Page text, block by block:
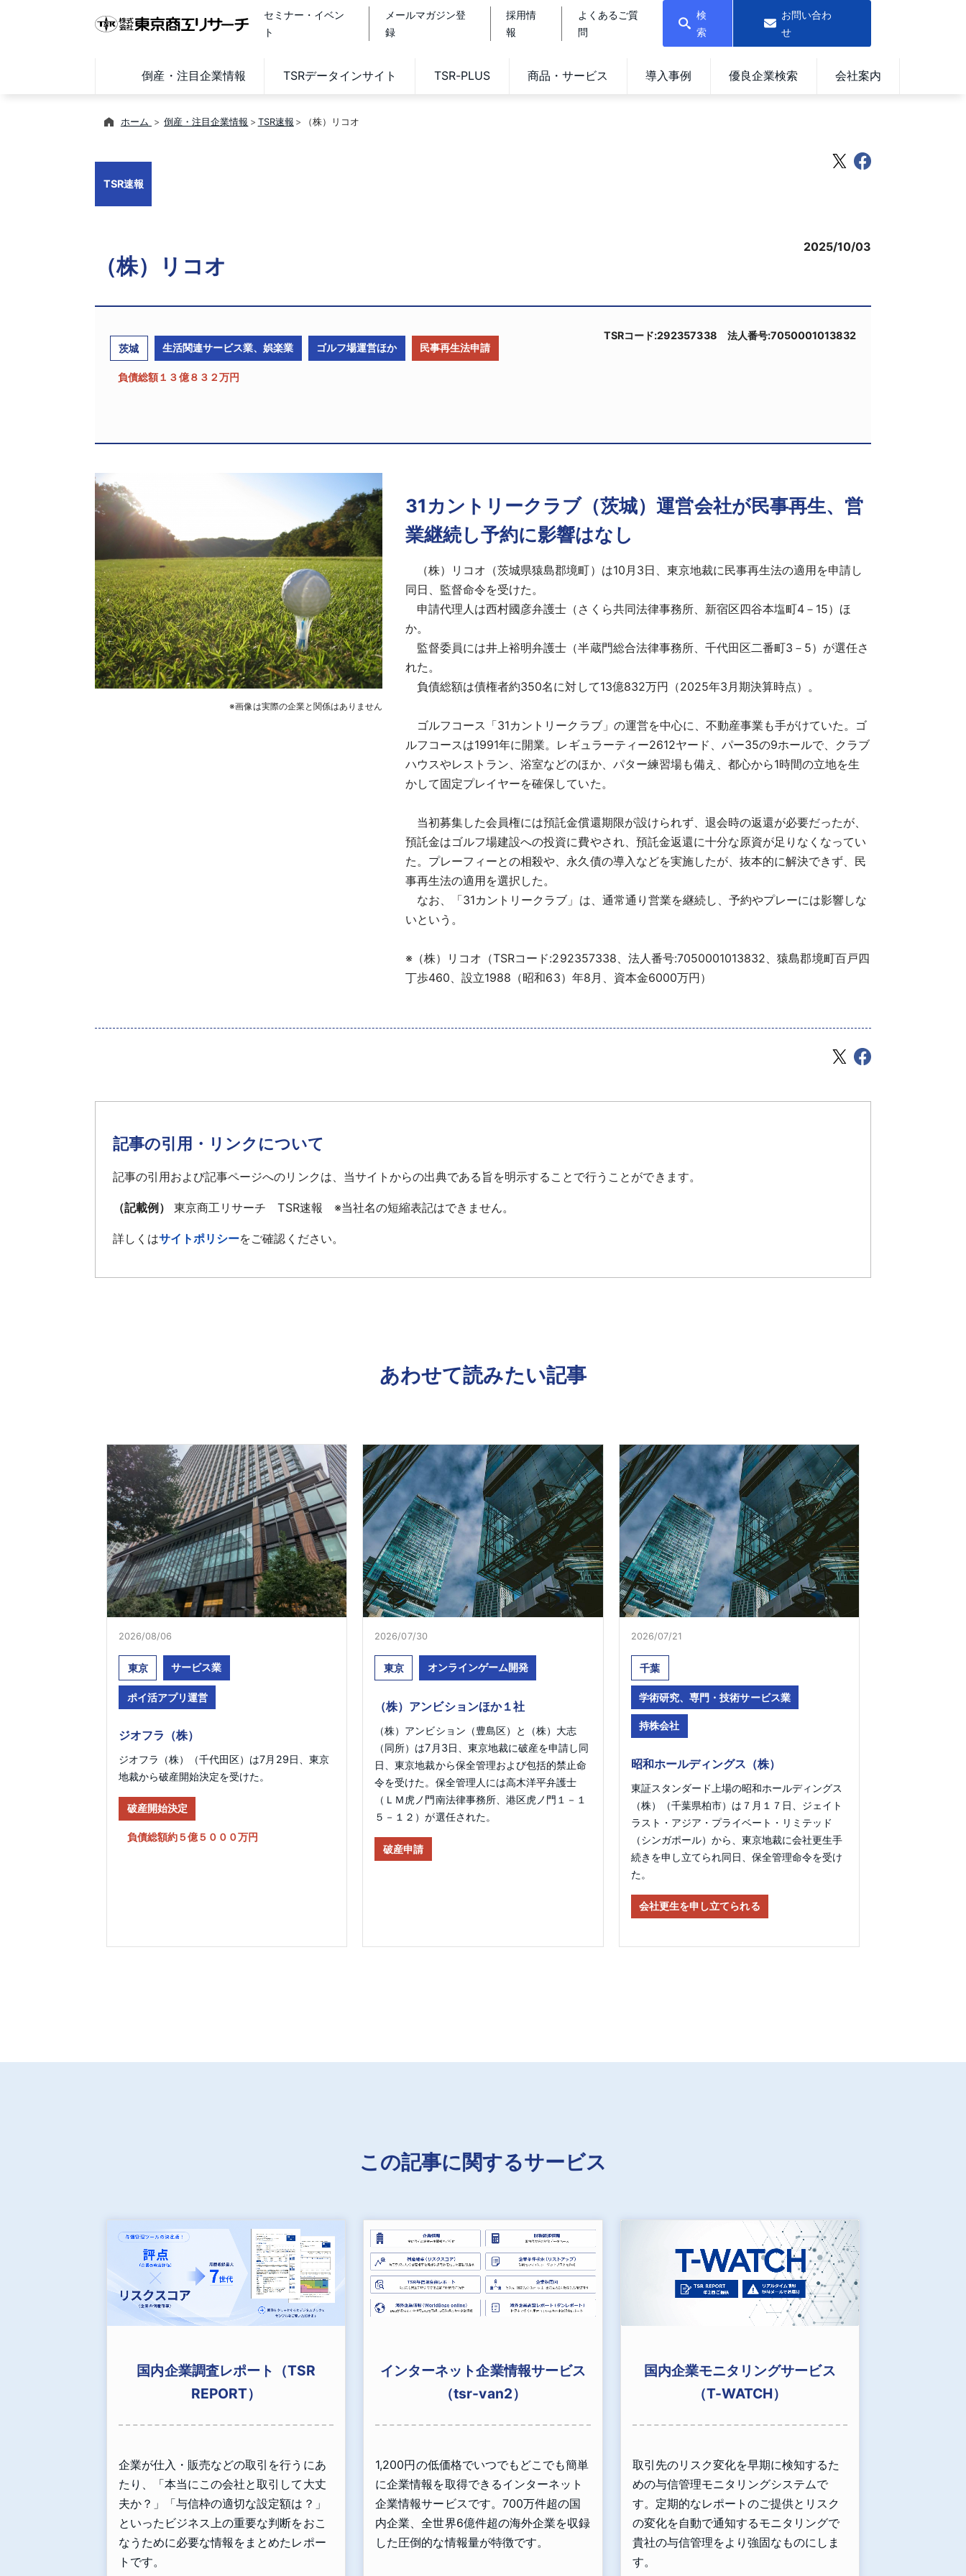
セミナー・イベン
ト
メールマガジン登
録
採用情
報
よくあるご質
問
検
索
お問い合わ
せ
倒産・注目企業情報 TSRデータインサイト TSR-PLUS 商品・サービス 導入事例 優良企業検索 会社案内
ホーム 倒産・注目企業情報 TSR速報 （株）リコオ
TSR速報
（株）リコオ
2025/10/03
茨城 生活関連サービス業、娯楽業 ゴルフ場運営ほか 民事再生法申請
負債総額１３億８３２万円
TSRコード:292357338 法人番号:7050001013832
※画像は実際の企業と関係はありません
31カントリークラブ（茨城）運営会社が民事再生、営
業継続し予約に影響はなし
（株）リコオ（茨城県猿島郡境町）は10月3日、東京地裁に民事再生法の適用を申請し
同日、監督命令を受けた。
申請代理人は西村國彦弁護士（さくら共同法律事務所、新宿区四谷本塩町4－15）ほ
か。
監督委員には井上裕明弁護士（半蔵門総合法律事務所、千代田区二番町3－5）が選任さ
れた。
負債総額は債権者約350名に対して13億832万円（2025年3月期決算時点）。
ゴルフコース「31カントリークラブ」の運営を中心に、不動産事業も手がけていた。ゴ
ルフコースは1991年に開業。レギュラーティー2612ヤード、パー35の9ホールで、クラブ
ハウスやレストラン、浴室などのほか、パター練習場も備え、都心から1時間の立地を生
かして固定プレイヤーを確保していた。
当初募集した会員権には預託金償還期限が設けられず、退会時の返還が必要だったが、
預託金はゴルフ場建設への投資に費やされ、預託金返還に十分な原資が足りなくなってい
た。プレーフィーとの相殺や、永久債の導入などを実施したが、抜本的に解決できず、民
事再生法の適用を選択した。
なお、「31カントリークラブ」は、通常通り営業を継続し、予約やプレーには影響しな
いという。
※（株）リコオ（TSRコード:292357338、法人番号:7050001013832、猿島郡境町百戸四
丁歩460、設立1988（昭和63）年8月、資本金6000万円）
記事の引用・リンクについて
記事の引用および記事ページへのリンクは、当サイトからの出典である旨を明示することで行うことができます。
（記載例） 東京商工リサーチ TSR速報 ※当社名の短縮表記はできません。
詳しくはサイトポリシーをご確認ください。
あわせて読みたい記事
2026/08/06
東京 サービス業
ポイ活アプリ運営
ジオフラ（株）
ジオフラ（株）（千代田区）は7月29日、東京
地裁から破産開始決定を受けた。
破産開始決定
負債総額約５億５０００万円
2026/07/30
東京 オンラインゲーム開発
（株）アンビションほか１社
（株）アンビション（豊島区）と（株）大志
（同所）は7月3日、東京地裁に破産を申請し同
日、東京地裁から保全管理および包括的禁止命
令を受けた。保全管理人には高木洋平弁護士
（ＬＭ虎ノ門南法律事務所、港区虎ノ門１－１
５－１２）が選任された。
破産申請
2026/07/21
千葉
学術研究、専門・技術サービス業
持株会社
昭和ホールディングス（株）
東証スタンダード上場の昭和ホールディングス
（株）（千葉県柏市）は７月１７日、ジェイト
ラスト・アジア・プライベート・リミテッド
（シンガポール）から、東京地裁に会社更生手
続きを申し立てられ同日、保全管理命令を受け
た。
会社更生を申し立てられる
この記事に関するサービス
国内企業調査レポート（TSR
REPORT）
企業が仕入・販売などの取引を行うにあ
たり、「本当にこの会社と取引して大丈
夫か？」「与信枠の適切な設定額は？」
といったビジネス上の重要な判断をおこ
なうために必要な情報をまとめたレポー
トです。
インターネット企業情報サービス
（tsr-van2）
1,200円の低価格でいつでもどこでも簡単
に企業情報を取得できるインターネット
企業情報サービスです。700万件超の国
内企業、全世界6億件超の海外企業を収録
した圧倒的な情報量が特徴です。
国内企業モニタリングサービス
（T-WATCH）
取引先のリスク変化を早期に検知するた
めの与信管理モニタリングシステムで
す。定期的なレポートのご提供とリスク
の変化を自動で通知するモニタリングで
貴社の与信管理をより強固なものにしま
す。